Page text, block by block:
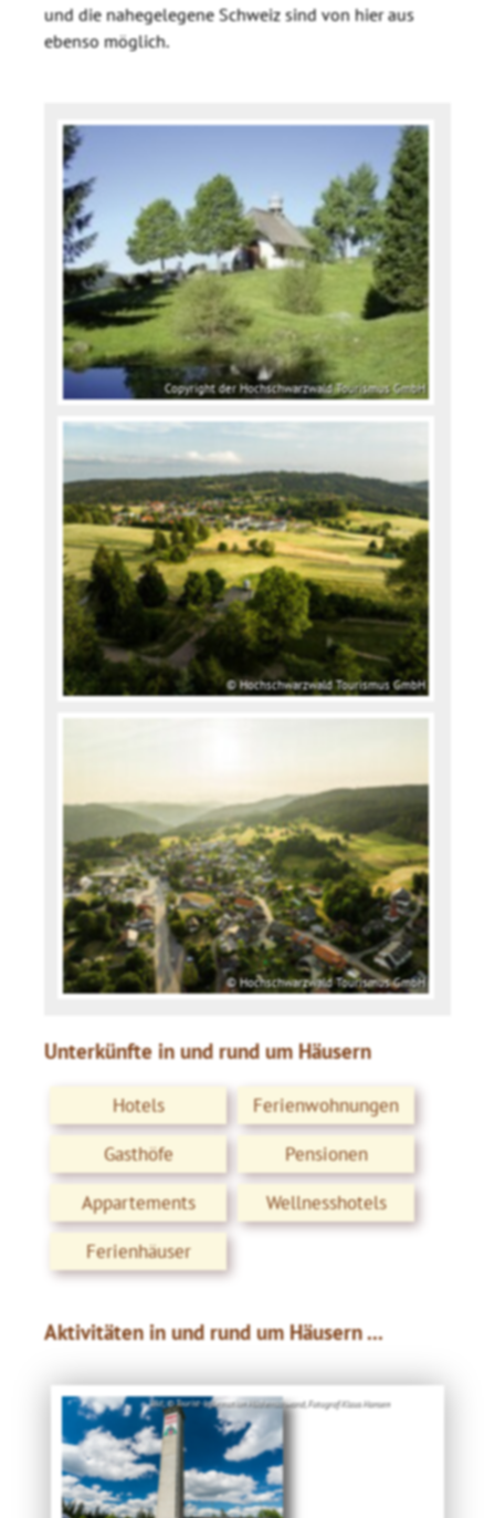
und die nahegelegene Schweiz sind von hier aus
ebenso möglich.
Copyright der Hochschwarzwald Tourismus GmbH
© Hochschwarzwald Tourismus GmbH
© Hochschwarzwald Tourismus GmbH
Unterkünfte in und rund um Häusern
Hotels
Ferienwohnungen
Gasthöfe
Pensionen
Appartements
Wellnesshotels
Ferienhäuser
Aktivitäten in und rund um Häusern ...
Bild: © Tourist-Information Höchenschwand, Fotograf Klaus Hansen